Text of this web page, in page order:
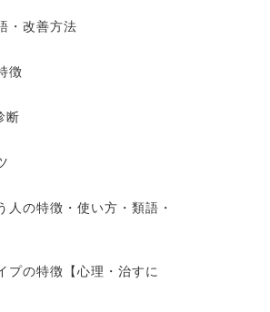
・改善方法
徴
断
の特徴・使い方・類語・
プの特徴【心理・治すに